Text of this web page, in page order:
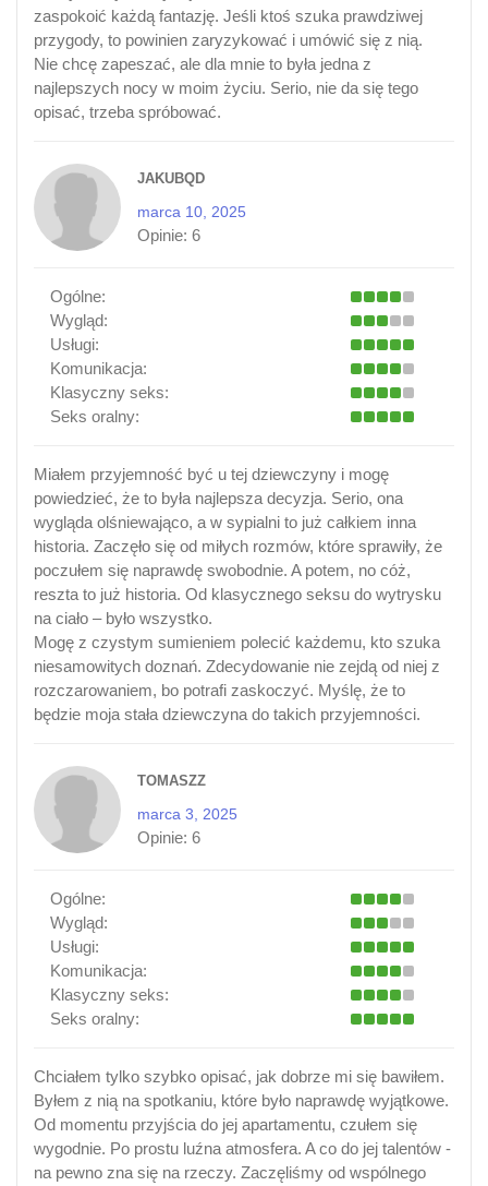
zaspokoić każdą fantazję. Jeśli ktoś szuka prawdziwej
przygody, to powinien zaryzykować i umówić się z nią.
Nie chcę zapeszać, ale dla mnie to była jedna z
najlepszych nocy w moim życiu. Serio, nie da się tego
opisać, trzeba spróbować.
JAKUBQD
marca 10, 2025
Opinie: 6
Ogólne:
Wygląd:
Usługi:
Komunikacja:
Klasyczny seks:
Seks oralny:
Miałem przyjemność być u tej dziewczyny i mogę
powiedzieć, że to była najlepsza decyzja. Serio, ona
wygląda olśniewająco, a w sypialni to już całkiem inna
historia. Zaczęło się od miłych rozmów, które sprawiły, że
poczułem się naprawdę swobodnie. A potem, no cóż,
reszta to już historia. Od klasycznego seksu do wytrysku
na ciało – było wszystko.
Mogę z czystym sumieniem polecić każdemu, kto szuka
niesamowitych doznań. Zdecydowanie nie zejdą od niej z
rozczarowaniem, bo potrafi zaskoczyć. Myślę, że to
będzie moja stała dziewczyna do takich przyjemności.
TOMASZZ
marca 3, 2025
Opinie: 6
Ogólne:
Wygląd:
Usługi:
Komunikacja:
Klasyczny seks:
Seks oralny:
Chciałem tylko szybko opisać, jak dobrze mi się bawiłem.
Byłem z nią na spotkaniu, które było naprawdę wyjątkowe.
Od momentu przyjścia do jej apartamentu, czułem się
wygodnie. Po prostu luźna atmosfera. A co do jej talentów -
na pewno zna się na rzeczy. Zaczęliśmy od wspólnego